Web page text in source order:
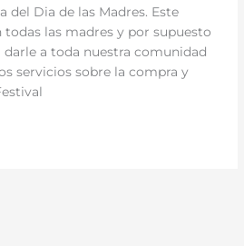
del Dia de las Madres. Este
todas las madres y por supuesto
a toda nuestra comunidad
servicios sobre la compra y